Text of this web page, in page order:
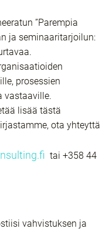
”Parempia
ja seminaaritarjoilun:
prosessien
vastaaville.
lisää tästä
ota yhteyttä
tai +358 44
vahvistuksen ja